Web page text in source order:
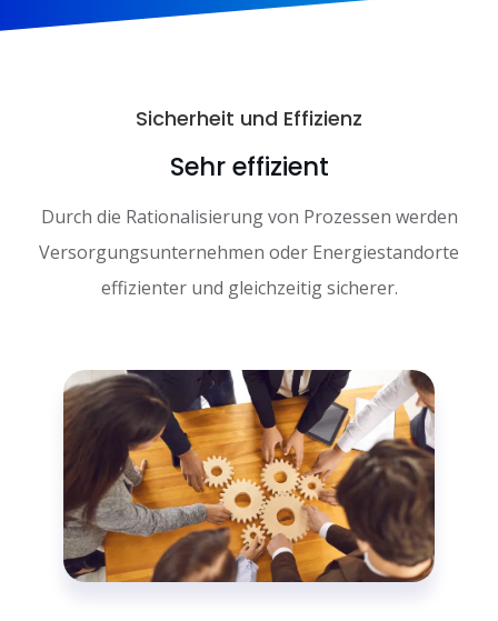
Sicherheit und Effizienz
Sehr effizient
Durch die Rationalisierung von Prozessen werden
Versorgungsunternehmen oder Energiestandorte
effizienter und gleichzeitig sicherer.